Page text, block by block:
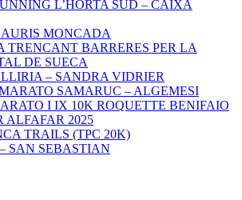
L’HORTA SUD – CAIXA
MONCADA
TRENCANT BARRERES PER LA
DE SUECA
– SANDRA VIDRIER
SAMARUC – ALGEMESI
I IX 10K ROQUETTE BENIFAIO
ALFAFAR 2025
TRAILS (TPC 20K)
SAN SEBASTIAN